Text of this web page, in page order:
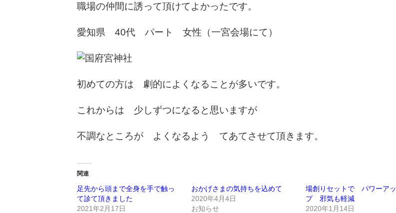
職場の仲間に誘って頂けてよかったです。
愛知県 40代 パート 女性（一宮会場にて）
初めての方は 劇的によくなることが多いです。
これからは 少しずつになると思いますが
不調なところが よくなるよう てあてさせて頂きます。
関連
足先から頭まで全身を手で触っ
て診て頂きました
2021年2月17日
おかげさまの気持ちを込めて
2020年4月4日
お知らせ
場創りセットで パワーアッ
プ 邪気も軽減
2020年1月14日